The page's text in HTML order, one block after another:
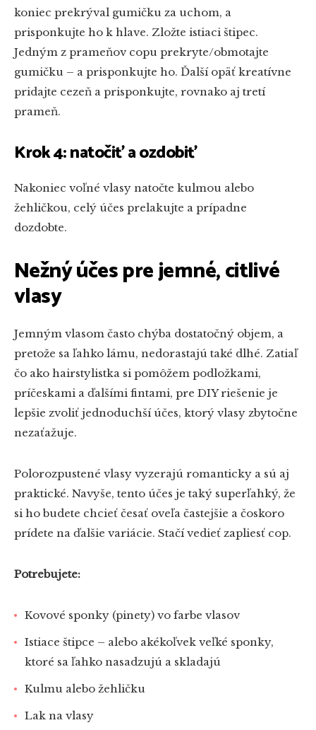
koniec prekrýval gumičku za uchom, a
prisponkujte ho k hlave. Zložte istiaci štipec.
Jedným z prameňov copu prekryte/obmotajte
gumičku – a prisponkujte ho. Ďalší opäť kreatívne
pridajte cezeň a prisponkujte, rovnako aj tretí
prameň.
Krok 4: natočiť a ozdobiť
Nakoniec voľné vlasy natočte kulmou alebo
žehličkou, celý účes prelakujte a prípadne
dozdobte.
Nežný účes pre jemné, citlivé
vlasy
Jemným vlasom často chýba dostatočný objem, a
pretože sa ľahko lámu, nedorastajú také dlhé. Zatiaľ
čo ako hairstylistka si pomôžem podložkami,
príčeskami a ďalšími fintami, pre DIY riešenie je
lepšie zvoliť jednoduchší účes, ktorý vlasy zbytočne
nezaťažuje.
Polorozpustené vlasy vyzerajú romanticky a sú aj
praktické. Navyše, tento účes je taký superľahký, že
si ho budete chcieť česať oveľa častejšie a čoskoro
prídete na ďalšie variácie. Stačí vedieť zapliesť cop.
Potrebujete:
Kovové sponky (pinety) vo farbe vlasov
Istiace štipce – alebo akékoľvek veľké sponky,
ktoré sa ľahko nasadzujú a skladajú
Kulmu alebo žehličku
Lak na vlasy